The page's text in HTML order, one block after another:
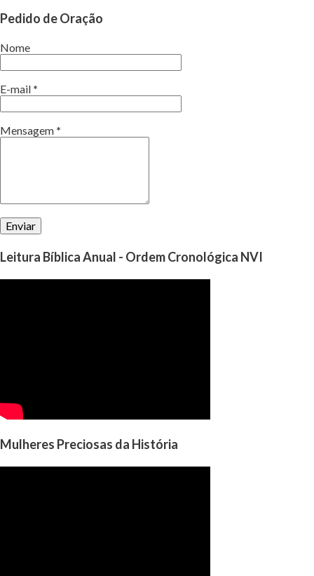
Pedido de Oração
Nome
E-mail *
Mensagem *
Leitura Bíblica Anual - Ordem Cronológica NVI
Mulheres Preciosas da História